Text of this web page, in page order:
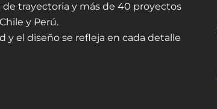
de trayectoria y más de 40 proyectos
y Perú.
y el diseño se refleja en cada detalle